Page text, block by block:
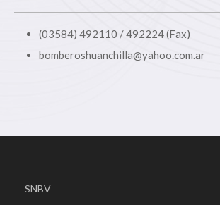
(03584) 492110 / 492224 (Fax)
bomberoshuanchilla@yahoo.com.ar
SNBV